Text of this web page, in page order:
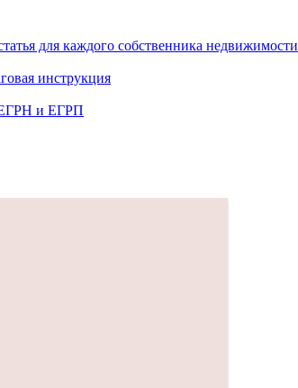
для каждого собственника недвижимости
инструкция
ЕГРН и ЕГРП